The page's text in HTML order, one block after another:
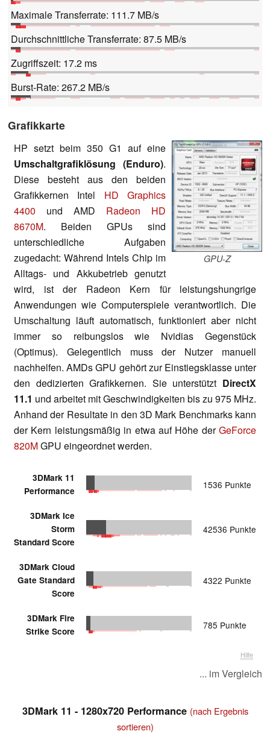
Maximale Transferrate: 111.7 MB/s
Durchschnittliche Transferrate: 87.5 MB/s
Zugriffszeit: 17.2 ms
Burst-Rate: 267.2 MB/s
Grafikkarte
GPU-Z
HP setzt beim 350 G1 auf eine
Umschaltgrafiklösung (Enduro).
Diese besteht aus den beiden
Grafikkernen Intel HD Graphics
4400 und AMD Radeon HD
8670M. Beiden GPUs sind
unterschiedliche Aufgaben
zugedacht: Während Intels Chip im
Alltags- und Akkubetrieb genutzt
wird, ist der Radeon Kern für leistungshungrige
Anwendungen wie Computerspiele verantwortlich. Die
Umschaltung läuft automatisch, funktioniert aber nicht
immer so reibungslos wie Nvidias Gegenstück
(Optimus). Gelegentlich muss der Nutzer manuell
nachhelfen. AMDs GPU gehört zur Einstiegsklasse unter
den dedizierten Grafikkernen. Sie unterstützt DirectX
11.1 und arbeitet mit Geschwindigkeiten bis zu 975 MHz.
Anhand der Resultate in den 3D Mark Benchmarks kann
der Kern leistungsmäßig in etwa auf Höhe derGeForce
820MGPU eingeordnet werden.
3DMark 11
Performance
1536 Punkte
3DMark Ice
Storm
Standard Score
42536 Punkte
3DMark Cloud
Gate Standard
Score
4322 Punkte
3DMark Fire
Strike Score
785 Punkte
Hilfe
... im Vergleich
3DMark 11 - 1280x720 Performance (nach Ergebnis
sortieren)